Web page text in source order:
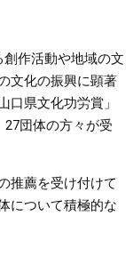
作活動や地域の文
文化の振興に顕著
口県文化功労賞」
27団体の方々が受
薦を受け付けて
について積極的な